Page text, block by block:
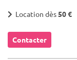
Location dès 50 €
Contacter